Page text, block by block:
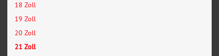
18 Zoll
19 Zoll
20 Zoll
21 Zoll